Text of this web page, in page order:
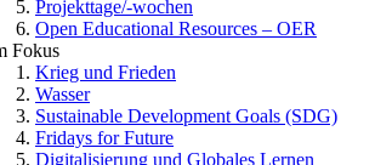
Projekttage/-wochen
Open Educational Resources – OER
Fokus
Krieg und Frieden
Wasser
Sustainable Development Goals (SDG)
Fridays for Future
Digitalisierung und Globales Lernen